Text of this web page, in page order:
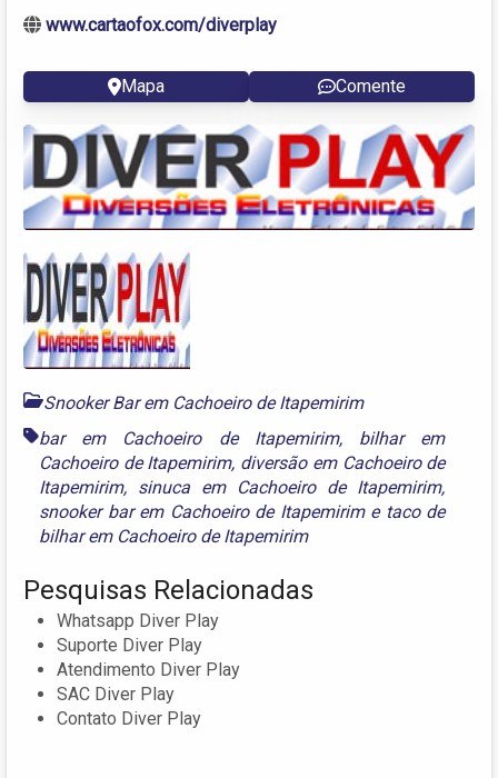
www.cartaofox.com/diverplay
Mapa Comente
Snooker Bar em Cachoeiro de Itapemirim
bar em Cachoeiro de Itapemirim, bilhar em
Cachoeiro de Itapemirim, diversão em Cachoeiro de
Itapemirim, sinuca em Cachoeiro de Itapemirim,
snooker bar em Cachoeiro de Itapemirime taco de
bilhar em Cachoeiro de Itapemirim
Pesquisas Relacionadas
Whatsapp Diver Play
Suporte Diver Play
Atendimento Diver Play
SAC Diver Play
Contato Diver Play